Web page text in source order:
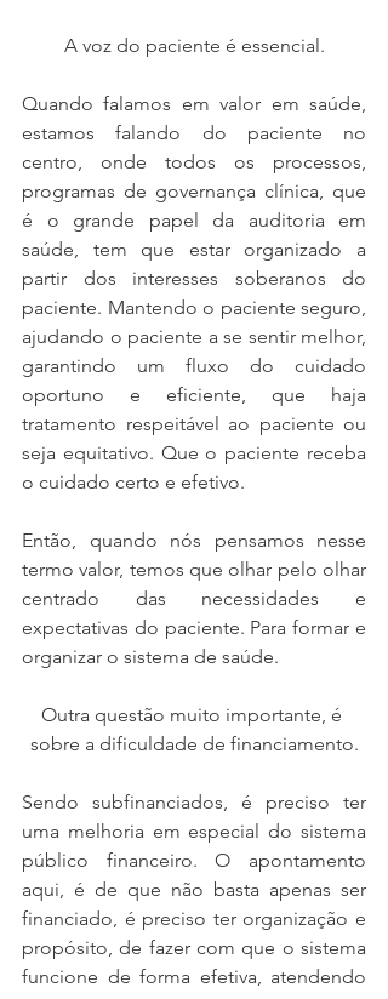
A voz do paciente é essencial.
Quando falamos em valor em saúde,
estamos falando do paciente no
centro, onde todos os processos,
programas de governança clínica, que
é o grande papel da auditoria em
saúde, tem que estar organizado a
partir dos interesses soberanos do
paciente. Mantendo o paciente seguro,
ajudando o paciente a se sentir melhor,
garantindo um fluxo do cuidado
oportuno e eficiente, que haja
tratamento respeitável ao paciente ou
seja equitativo. Que o paciente receba
o cuidado certo e efetivo.
Então, quando nós pensamos nesse
termo valor, temos que olhar pelo olhar
centrado das necessidades e
expectativas do paciente. Para formar e
organizar o sistema de saúde.
Outra questão muito importante, é
sobre a dificuldade de financiamento.
Sendo subfinanciados, é preciso ter
uma melhoria em especial do sistema
público financeiro. O apontamento
aqui, é de que não basta apenas ser
financiado, é preciso ter organização e
propósito, de fazer com que o sistema
funcione de forma efetiva, atendendo